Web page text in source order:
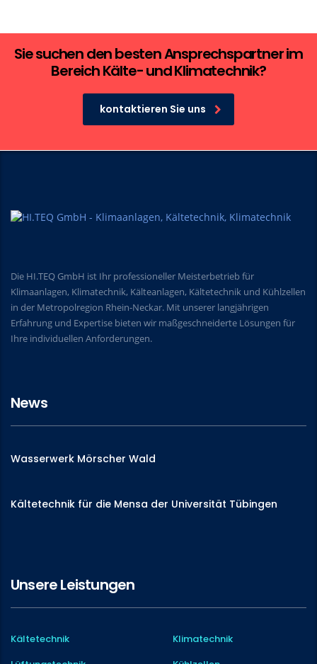
Sie suchen den besten Ansprechspartner im
Bereich Kälte- und Klimatechnik?
kontaktieren Sie uns
Die HI.TEQ GmbH ist Ihr professioneller Meisterbetrieb für
Klimaanlagen, Klimatechnik, Kälteanlagen, Kältetechnik und Kühlzellen
in der Metropolregion Rhein-Neckar. Mit unserer langjährigen
Erfahrung und Expertise bieten wir maßgeschneiderte Lösungen für
Ihre individuellen Anforderungen.
News
Wasserwerk Mörscher Wald
Kältetechnik für die Mensa der Universität Tübingen
Unsere Leistungen
Kältetechnik
Klimatechnik